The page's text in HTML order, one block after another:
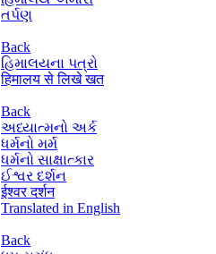
તર્પણ
Back
હિમાલયના પત્રો
हिमालय से लिखे खत
Back
અધ્યાત્મનો અર્ક
ધર્મનો મર્મ
ધર્મનો સાક્ષાત્કાર
ઈશ્વર દર્શન
ईश्वर दर्शन
Translated in English
Back